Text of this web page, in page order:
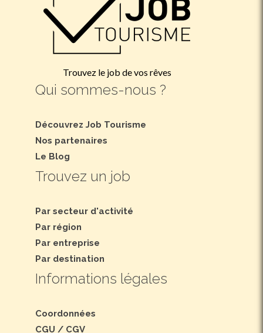
Trouvez le job de vos rêves
Qui sommes-nous ?
Découvrez Job Tourisme
Nos partenaires
Le Blog
Trouvez un job
Par secteur d'activité
Par région
Par entreprise
Par destination
Informations légales
Coordonnées
CGU / CGV